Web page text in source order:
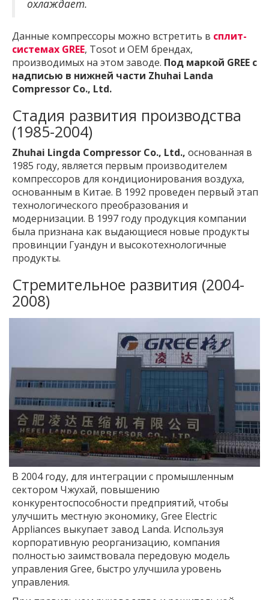
охлаждает.
Данные компрессоры можно встретить в сплит-
системах GREE, Tosot и OEM брендах,
производимых на этом заводе. Под маркой GREE с
надписью в нижней части Zhuhai Landa
Compressor Co., Ltd.
Стадия развития производства
(1985-2004)
Zhuhai Lingda Compressor Co., Ltd., основанная в
1985 году, является первым производителем
компрессоров для кондиционирования воздуха,
основанным в Китае. В 1992 проведен первый этап
технологического преобразования и
модернизации. В 1997 году продукция компании
была признана как выдающиеся новые продукты
провинции Гуандун и высокотехнологичные
продукты.
Стремительное развития (2004-
2008)
В 2004 году, для интеграции с промышленным
сектором Чжухай, повышению
конкурентоспособности предприятий, чтобы
улучшить местную экономику, Gree Electric
Appliances выкупает завод Landa. Используя
корпоративную реорганизацию, компания
полностью заимствовала передовую модель
управления Gree, быстро улучшила уровень
управления.